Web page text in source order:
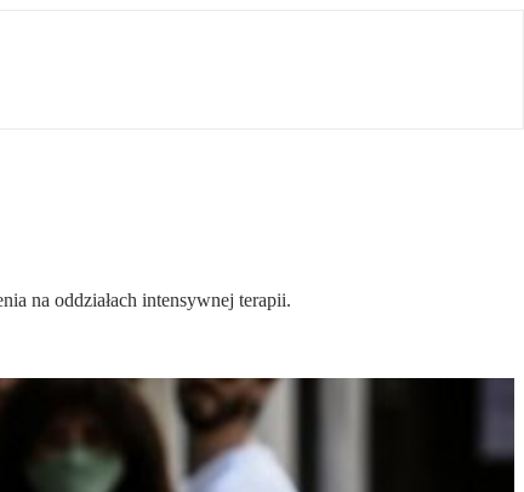
na oddziałach intensywnej terapii.